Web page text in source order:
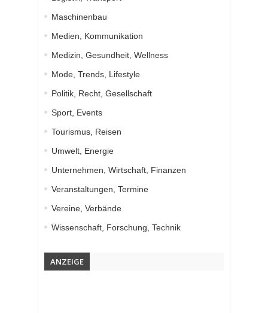
Maschinenbau
Medien, Kommunikation
Medizin, Gesundheit, Wellness
Mode, Trends, Lifestyle
Politik, Recht, Gesellschaft
Sport, Events
Tourismus, Reisen
Umwelt, Energie
Unternehmen, Wirtschaft, Finanzen
Veranstaltungen, Termine
Vereine, Verbände
Wissenschaft, Forschung, Technik
ANZEIGE